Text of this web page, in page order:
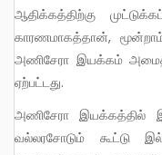
ஆதிக்கத்திற்கு
காரணமாகத்தான்,
அணிசேரா இயக்கம்
ஏற்பட்டது.
அணிசேரா இயக்கத்தில் இருந்த தலைவர்கள் பல நேரங்களில் எந்த
வல்லரசோடும் கூட்டு